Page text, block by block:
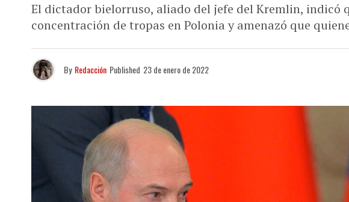
El dictador bielorruso, aliado del jefe del Kremlin, indicó
concentración de tropas en Polonia y amenazó que
By Redacción Published 23 de enero de 2022